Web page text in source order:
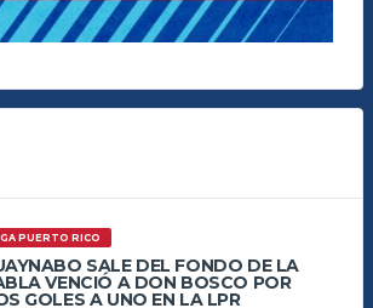
PUERTO RICO
SALE DEL FONDO DE LA
VENCIÓ A DON BOSCO POR
GOLES A UNO EN LA LPR